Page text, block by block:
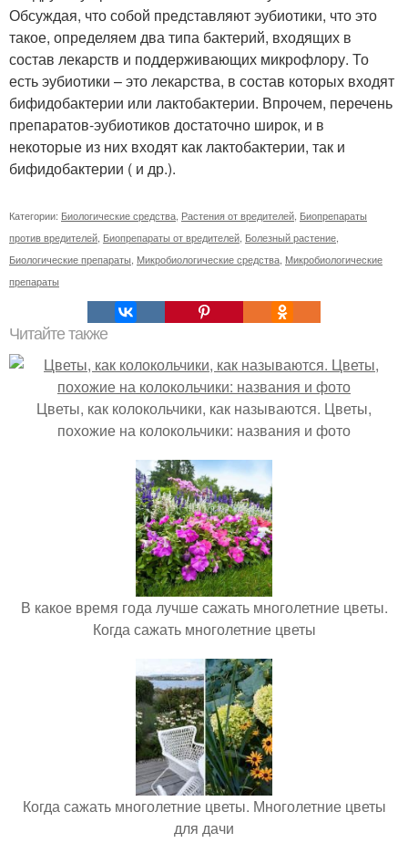
Обсуждая, что собой представляют эубиотики, что это
такое, определяем два типа бактерий, входящих в
состав лекарств и поддерживающих микрофлору. То
есть эубиотики – это лекарства, в состав которых входят
бифидобактерии или лактобактерии. Впрочем, перечень
препаратов-эубиотиков достаточно широк, и в
некоторые из них входят как лактобактерии, так и
бифидобактерии ( и др.).
Категории: Биологические средства Растения от вредителей Биопрепараты
против вредителей Биопрепараты от вредителей Болезный растение
Биологические препараты Микробиологические средства Микробиологические
препараты
Читайте также
Цветы, как колокольчики, как называются. Цветы,
похожие на колокольчики: названия и фото
В какое время года лучше сажать многолетние цветы.
Когда сажать многолетние цветы
Когда сажать многолетние цветы. Многолетние цветы
для дачи